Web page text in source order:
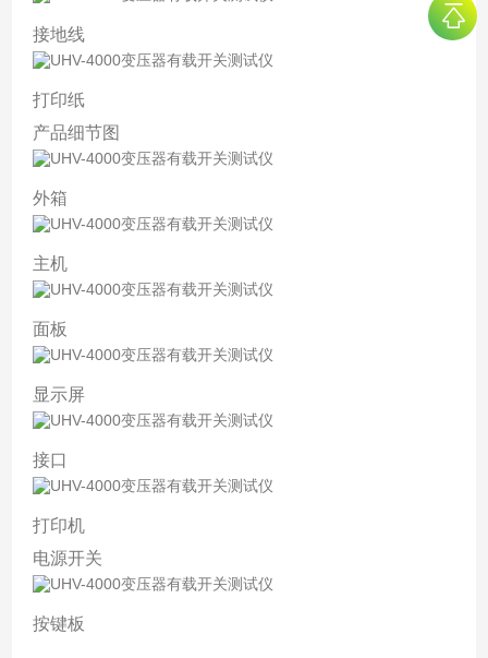
接地线
打印纸
产品细节图
外箱
主机
面板
显示屏
接口
打印机
电源开关
按键板